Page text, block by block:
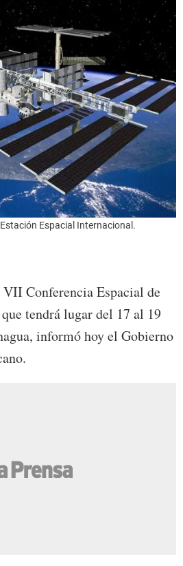
Espacial Internacional.
Conferencia Espacial de
tendrá lugar del 17 al 19
informó hoy el Gobierno